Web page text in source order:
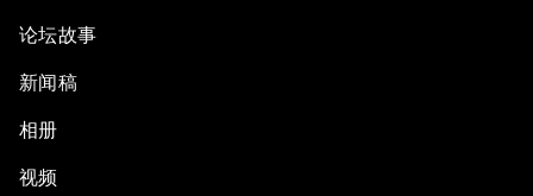
论坛故事
新闻稿
相册
视频